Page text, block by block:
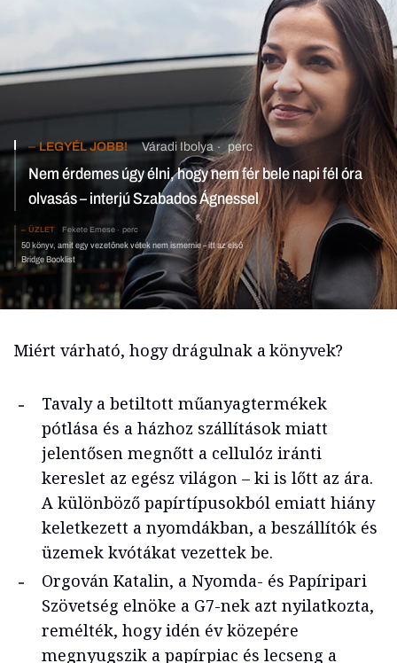
LEGYÉL JOBB! Váradi Ibolya perc
Nem érdemes úgy élni, hogy nem fér bele napi fél óra
olvasás – interjú Szabados Ágnessel
ÜZLET Fekete Emese perc
50 könyv, amit egy vezetőnek vétek nem ismernie – itt az első
Bridge Booklist
Miért várható, hogy drágulnak a könyvek?
Tavaly a betiltott műanyagtermékek
pótlása és a házhoz szállítások miatt
jelentősen megnőtt a cellulóz iránti
kereslet az egész világon – ki is lőtt az ára.
A különböző papírtípusokból emiatt hiány
keletkezett a nyomdákban, a beszállítók és
üzemek kvótákat vezettek be.
Orgován Katalin, a Nyomda- és Papíripari
Szövetség elnöke a G7-nek azt nyilatkozta,
remélték, hogy idén év közepére
megnyugszik a papírpiac és lecseng a